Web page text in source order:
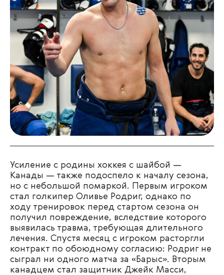
Усиление с родины хоккея с шайбой —
Канады — также подоспело к началу сезона,
но с небольшой помаркой. Первым игроком
стал голкипер Оливье Родриг, однако по
ходу тренировок перед стартом сезона он
получил повреждение, вследствие которого
выявилась травма, требующая длительного
лечения. Спустя месяц с игроком расторгли
контракт по обоюдному согласию: Родриг не
сыграл ни одного матча за «Барыс». Вторым
канадцем стал защитник Джейк Масси,